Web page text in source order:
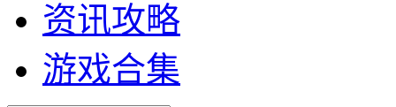
资讯攻略
游戏合集